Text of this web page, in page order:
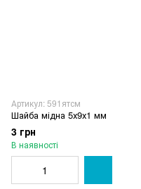
Артикул: 591ятсм
Шайба мідна 5х9х1 мм
3 грн
В наявності